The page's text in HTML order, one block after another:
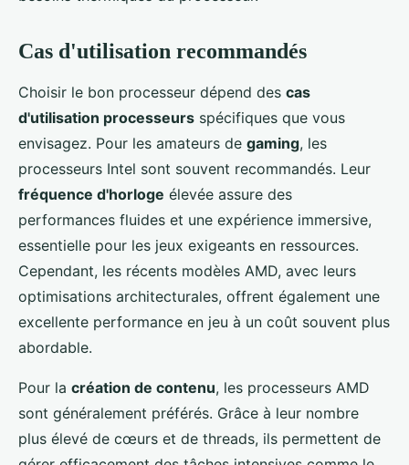
Cas d'utilisation recommandés
Choisir le bon processeur dépend des cas
d'utilisation processeurs spécifiques que vous
envisagez. Pour les amateurs de gaming, les
processeurs Intel sont souvent recommandés. Leur
fréquence d'horloge élevée assure des
performances fluides et une expérience immersive,
essentielle pour les jeux exigeants en ressources.
Cependant, les récents modèles AMD, avec leurs
optimisations architecturales, offrent également une
excellente performance en jeu à un coût souvent plus
abordable.
Pour la création de contenu, les processeurs AMD
sont généralement préférés. Grâce à leur nombre
plus élevé de cœurs et de threads, ils permettent de